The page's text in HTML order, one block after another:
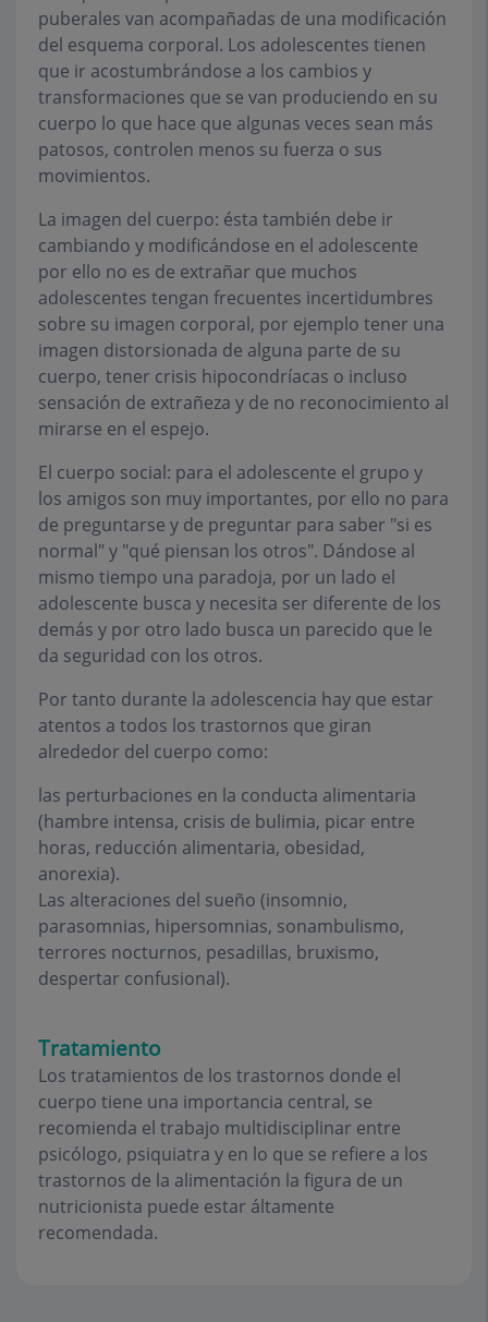
puberales van acompañadas de una modificación
del esquema corporal. Los adolescentes tienen
que ir acostumbrándose a los cambios y
transformaciones que se van produciendo en su
cuerpo lo que hace que algunas veces sean más
patosos, controlen menos su fuerza o sus
movimientos.
La imagen del cuerpo: ésta también debe ir
cambiando y modificándose en el adolescente
por ello no es de extrañar que muchos
adolescentes tengan frecuentes incertidumbres
sobre su imagen corporal, por ejemplo tener una
imagen distorsionada de alguna parte de su
cuerpo, tener crisis hipocondríacas o incluso
sensación de extrañeza y de no reconocimiento al
mirarse en el espejo.
El cuerpo social: para el adolescente el grupo y
los amigos son muy importantes, por ello no para
de preguntarse y de preguntar para saber "si es
normal" y "qué piensan los otros". Dándose al
mismo tiempo una paradoja, por un lado el
adolescente busca y necesita ser diferente de los
demás y por otro lado busca un parecido que le
da seguridad con los otros.
Por tanto durante la adolescencia hay que estar
atentos a todos los trastornos que giran
alrededor del cuerpo como:
las perturbaciones en la conducta alimentaria
(hambre intensa, crisis de bulimia, picar entre
horas, reducción alimentaria, obesidad,
anorexia).
Las alteraciones del sueño (insomnio,
parasomnias, hipersomnias, sonambulismo,
terrores nocturnos, pesadillas, bruxismo,
despertar confusional).
Tratamiento
Los tratamientos de los trastornos donde el
cuerpo tiene una importancia central, se
recomienda el trabajo multidisciplinar entre
psicólogo, psiquiatra y en lo que se refiere a los
trastornos de la alimentación la figura de un
nutricionista puede estar áltamente
recomendada.